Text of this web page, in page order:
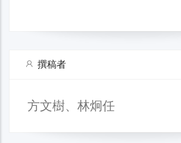
撰稿者
方文樹、林炯任